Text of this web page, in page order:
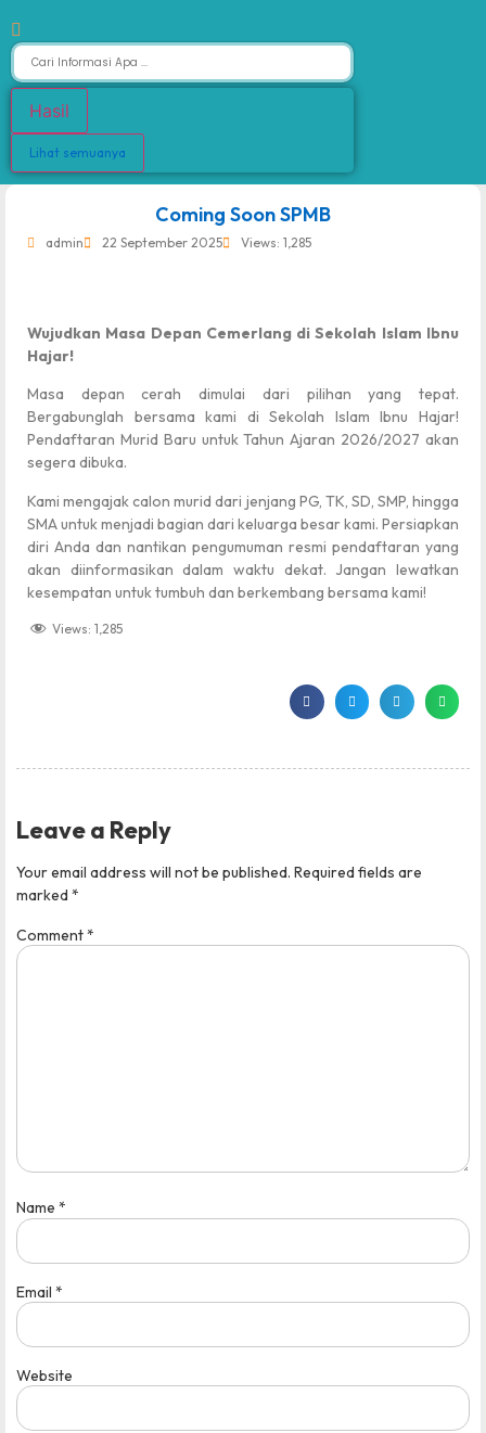
Hasil
Lihat semuanya
Coming Soon SPMB
admin 22 September 2025 Views: 1,285
Wujudkan Masa Depan Cemerlang di Sekolah Islam Ibnu
Hajar!
Masa depan cerah dimulai dari pilihan yang tepat.
Bergabunglah bersama kami di Sekolah Islam Ibnu Hajar!
Pendaftaran Murid Baru untuk Tahun Ajaran 2026/2027 akan
segera dibuka.
Kami mengajak calon murid dari jenjang PG, TK, SD, SMP, hingga
SMA untuk menjadi bagian dari keluarga besar kami. Persiapkan
diri Anda dan nantikan pengumuman resmi pendaftaran yang
akan diinformasikan dalam waktu dekat. Jangan lewatkan
kesempatan untuk tumbuh dan berkembang bersama kami!
Views: 1,285
Leave a Reply
Your email address will not be published. Required fields are
marked *
Comment*
Name *
Email *
Website